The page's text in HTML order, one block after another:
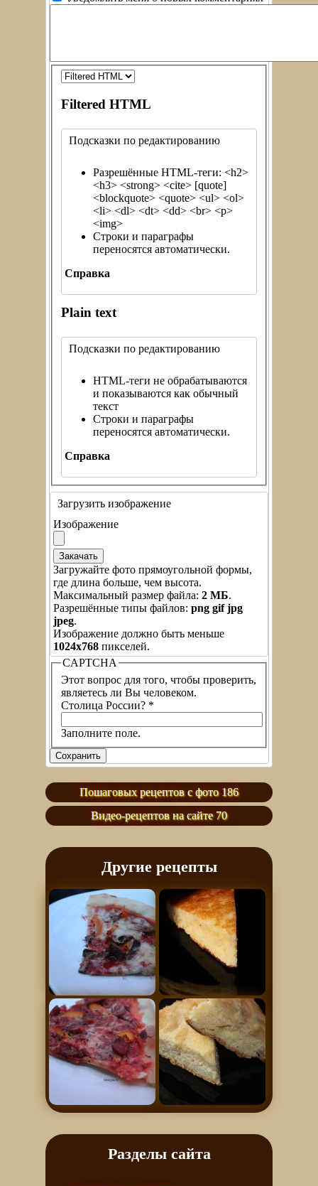
Filtered HTML
Подсказки по редактированию
Разрешённые HTML-теги: <h2>
<h3> <strong> <cite> [quote]
<blockquote> <quote> <ul> <ol>
<li> <dl> <dt> <dd> <br> <p>
<img>
Строки и параграфы
переносятся автоматически.
Справка
Plain text
Подсказки по редактированию
HTML-теги не обрабатываются
и показываются как обычный
текст
Строки и параграфы
переносятся автоматически.
Справка
Загрузить изображение
Изображение
Загружайте фото прямоугольной формы,
где длина больше, чем высота.
Максимальный размер файла: 2 МБ.
Разрешённые типы файлов: png gif jpg
jpeg.
Изображение должно быть меньше
1024x768 пикселей.
CAPTCHA
Этот вопрос для того, чтобы проверить,
являетесь ли Вы человеком.
Столица России? *
Заполните поле.
Пошаговых рецептов с фото 186
Видео-рецептов на сайте 70
Другие рецепты
Разделы сайта